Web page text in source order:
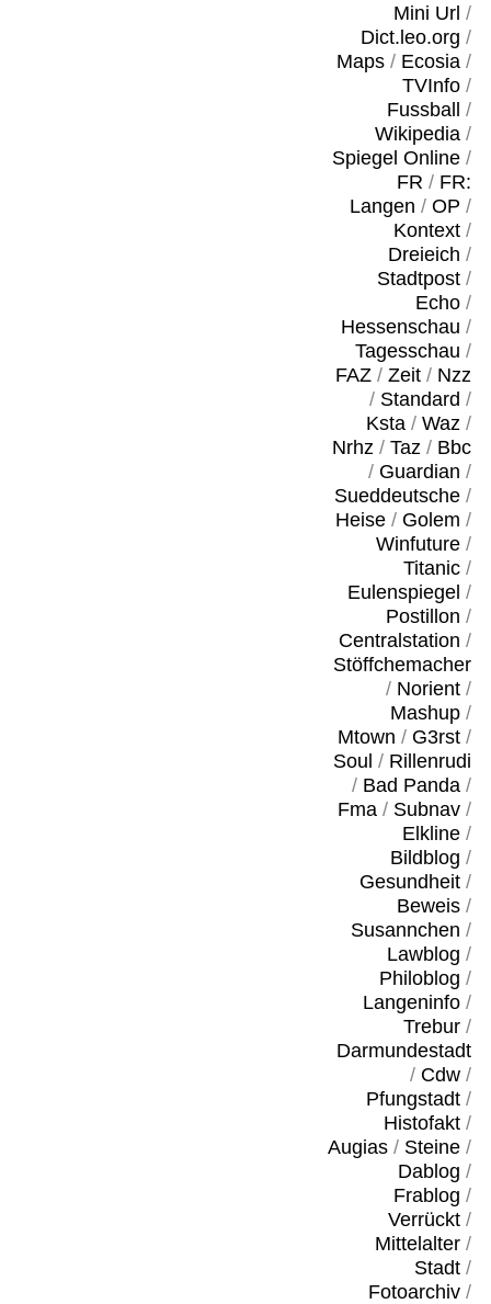
Mini Url /
Dict.leo.org /
Maps/ Ecosia/
TVInfo/
Fussball
/
Wikipedia/
Spiegel Online/
FR / FR:
Langen / OP /
Kontext/
Dreieich /
Stadtpost/
Echo/
Hessenschau /
Tagesschau /
FAZ/ Zeit/ Nzz
/ Standard /
Ksta/ Waz/
Nrhz/ Taz/ Bbc
/ Guardian /
Sueddeutsche/
Heise/ Golem /
Winfuture/
Titanic/
Eulenspiegel /
Postillon /
Centralstation /
Stöffchemacher
/ Norient/
Mashup/
Mtown / G3rst/
Soul / Rillenrudi
/ Bad Panda/
Fma/ Subnav/
Elkline/
Bildblog /
Gesundheit/
Beweis/
Susannchen /
Lawblog /
Philoblog /
Langeninfo/
Trebur/
Darmundestadt
/ Cdw/
Pfungstadt/
Histofakt/
Augias/ Steine/
Dablog /
Frablog /
Verrückt/
Mittelalter/
Stadt/
Fotoarchiv/